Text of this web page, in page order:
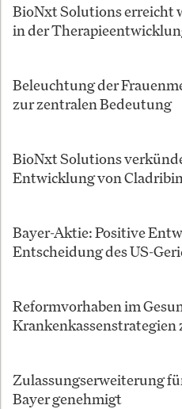
BioNxt Solutions erreicht
in der
Beleuchtung der
zur zentralen Bedeutung
BioNxt Solutions
Entwicklung von
Bayer-Aktie: Positive
Entscheidung des US-
Reformvorhaben im
Krankenkassenstrategien
Zulassungserweiterung
Bayer genehmigt